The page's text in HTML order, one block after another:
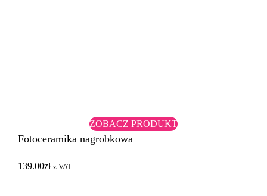
ZOBACZ PRODUKT
Fotoceramika nagrobkowa
139.00zł z VAT